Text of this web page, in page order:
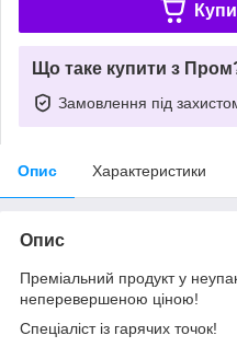
Що таке купити з
Замовлення під
Опис Характеристики
Опис
Преміальний продукт у
неперевершеною ціною!
Спеціаліст із гарячих точок!